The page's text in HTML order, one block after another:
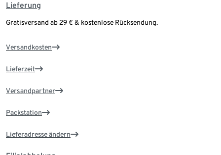
Lieferung
Gratisversand ab 29 € & kostenlose Rücksendung.
Versandkosten
Lieferzeit
Versandpartner
Packstation
Lieferadresse ändern